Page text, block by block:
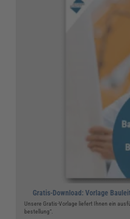
Gratis-Download: Vorlage
Unsere Gratis-Vorlage liefert Ihnen ein
bestellung“.